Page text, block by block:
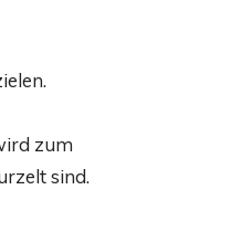
zum
sind.